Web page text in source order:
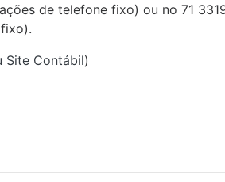
de telefone fixo) ou no 71
Site Contábil)